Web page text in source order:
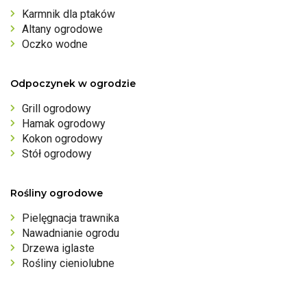
Karmnik dla ptaków
Altany ogrodowe
Oczko wodne
Odpoczynek w ogrodzie
Grill ogrodowy
Hamak ogrodowy
Kokon ogrodowy
Stół ogrodowy
Rośliny ogrodowe
Pielęgnacja trawnika
Nawadnianie ogrodu
Drzewa iglaste
Rośliny cieniolubne